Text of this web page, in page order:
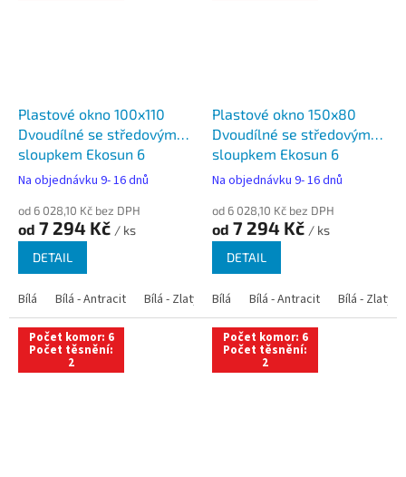
Plastové okno 100x110
Dvoudílné se středovým
sloupkem Ekosun 6
Na objednávku 9- 16 dnů
od 6 028,10 Kč bez DPH
od 7 294 Kč / ks
DETAIL
Bílá Bílá - Antracit Bílá - Zlatý dub Bílá - Tmavý dub Bílá -
Plastové okno 150x80
Dvoudílné se středovým
sloupkem Ekosun 6
Na objednávku 9- 16 dnů
od 6 028,10 Kč bez DPH
od 7 294 Kč / ks
DETAIL
Bílá Bílá - Antracit Bílá - Zlatý
Počet komor: 6
Počet těsnění:
2
Počet komor: 6
Počet těsnění:
2